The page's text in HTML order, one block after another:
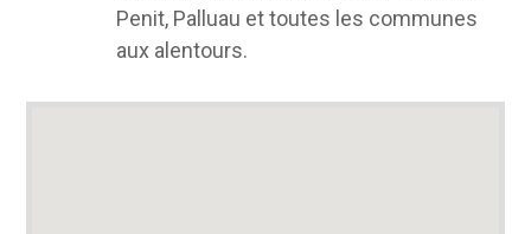
Penit, Palluau et toutes les communes
aux alentours.